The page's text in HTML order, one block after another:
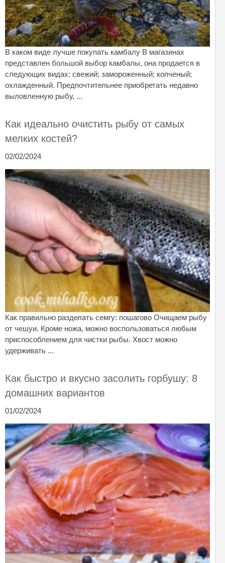
В каком виде лучше покупать камбалу В магазинах
представлен большой выбор камбалы, она продается в
следующих видах: свежий; замороженный; копченый;
охлажденный. Предпочтительнее приобретать недавно
выловленную рыбу, ...
Как идеально очистить рыбу от самых
мелких костей?
02/02/2024
Как правильно разделать семгу: пошагово Очищаем рыбу
от чешуи. Кроме ножа, можно воспользоваться любым
приспособлением для чистки рыбы. Хвост можно
удерживать ...
Как быстро и вкусно засолить горбушу: 8
домашних вариантов
01/02/2024